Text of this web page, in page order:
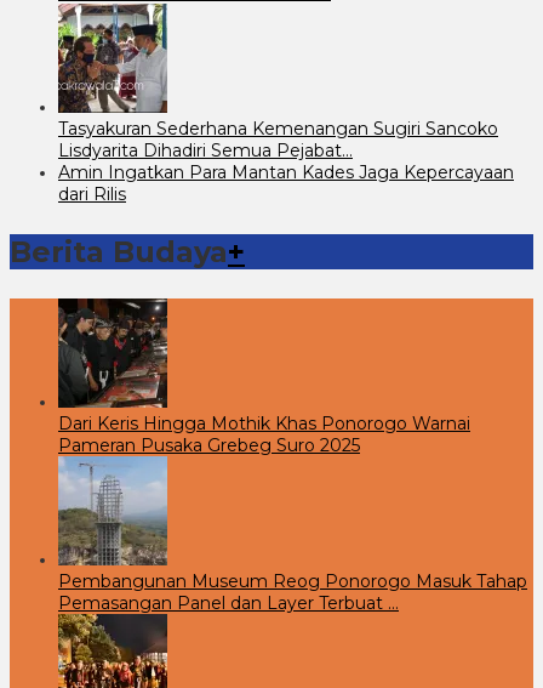
Tasyakuran Sederhana Kemenangan Sugiri Sancoko
Lisdyarita Dihadiri Semua Pejabat…
Amin Ingatkan Para Mantan Kades Jaga Kepercayaan
dari Rilis
Berita Budaya+
Dari Keris Hingga Mothik Khas Ponorogo Warnai
Pameran Pusaka Grebeg Suro 2025
Pembangunan Museum Reog Ponorogo Masuk Tahap
Pemasangan Panel dan Layer Terbuat …